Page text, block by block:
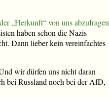
„Herkunft“ von uns abzufragen
haben schon die Nazis
Dann lieber kein vereinfachtes
wir dürfen uns nicht daran
bei Russland noch bei der AfD,